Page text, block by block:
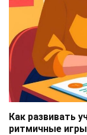
Как развивать
ритмичные